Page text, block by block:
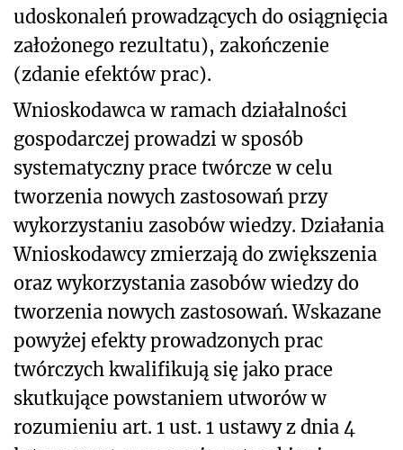
udoskonaleń prowadzących do osiągnięcia
założonego rezultatu), zakończenie
(zdanie efektów prac).
Wnioskodawca w ramach działalności
gospodarczej prowadzi w sposób
systematyczny prace twórcze w celu
tworzenia nowych zastosowań przy
wykorzystaniu zasobów wiedzy. Działania
Wnioskodawcy zmierzają do zwiększenia
oraz wykorzystania zasobów wiedzy do
tworzenia nowych zastosowań. Wskazane
powyżej efekty prowadzonych prac
twórczych kwalifikują się jako prace
skutkujące powstaniem utworów w
rozumieniu art. 1 ust. 1 ustawy z dnia 4